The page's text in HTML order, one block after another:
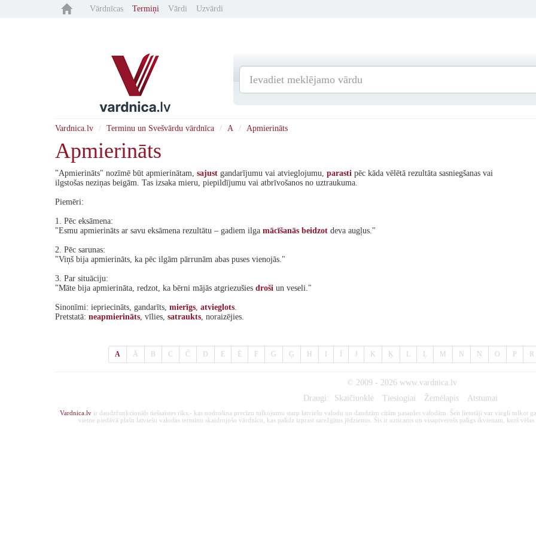
Vārdnīcas Termiņi Vārdi Uzvārdi
Vardnica.lv Terminu un Svešvārdu vārdnīca A Apmierināts
Apmierināts
"Apmierināts" nozīmē būt apmierinātam, sajust gandarījumu vai atvieglojumu, parasti pēc kāda vēlētā rezultāta sasniegšanas vai
ilgstošas neziņas beigām. Tas izsaka mieru, piepildījumu vai atbrīvošanos no uztraukuma.
Piemēri:
1. Pēc eksāmena:
"Esmu apmierināts ar savu eksāmena rezultātu – gadiem ilga mācīšanās beidzot deva augļus."
2. Pēc sarunas:
"Viņš bija apmierināts, ka pēc ilgām pārrunām abas puses vienojās."
3. Par situāciju:
"Māte bija apmierināta, redzot, ka bērni mājās atgriezušies droši un veseli."
Sinonīmi: iepriecināts, gandarīts, mierīgs, atvieglots.
Pretstatā: neapmierināts, vīlies, satraukts, noraizējies.
A Ā B C Č D E Ē F G Ģ H J K Ķ L Ļ M N Ņ O P R
© 2009 - 2026 www.vardnica.lv
Draugi:
Skaičiuoklė Tiesiogiai Žemėlapis Atstumai
Vardnica.lvir daudzfunkcionāls tiešsaistes rīks,- kas nodrošina precīzu tulkojumu starp latviešu valodu un daudzām citām pasaules valodām. Šeit lietotāji var viegli tulkot
vietne piedāvā plašu latviešu valodas terminu skaidrojošo vārdnīcu, kas palīdz izprast sarežģītus jēdzienus. Šis ir uzticams un visaptverošs palīgs ikvienam, kurš vēlas